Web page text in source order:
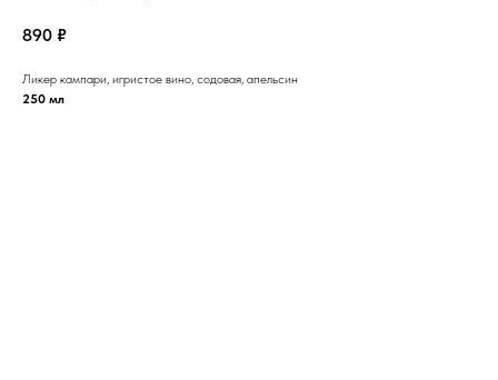
890 ₽
Ликер кампари, игристое вино, содовая, апельсин
250 мл